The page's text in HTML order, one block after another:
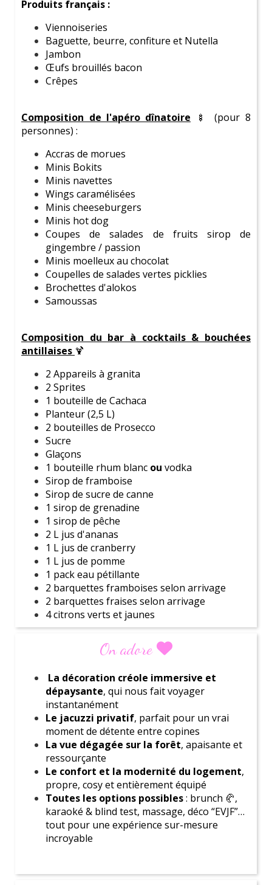
Balade en Tuktuk !
VOIR TOUTES NOS ACTIVITÉS
Bachelorette Party, ton partenaire pour
l'organisation d'unEVJF qu'elle adorera, sans stress
pour toi!
Forts de notre expertise acquise au fil des années,
nous connaissons parfaitement les rouages de
l'organisation d'un enterrement de vie de jeune fille
Notre équipe passionnée met tout en œuvre pour te
proposer des activités originales et adaptées à
Faite-nous confiance pour faire de cet événement un
moment magique et mémorable
mariée et toutes ses amies.
Actualités et conseils
Organiser un EVJF samedi 01 août 2026
EVJF Paris : Ateliers gourmands entre copines
Organiser un EVJF mercredi 15 juillet 2026
EVJF Paris : Ateliers créatifs et artisanaux
maquillage
Produits français :
Viennoiseries
Baguette, beurre, confiture et Nutella
Jambon
Œufs brouillés bacon
Crêpes
Composition de l'apéro dînatoire 🍢
(pour 8
personnes) :
Accras de morues
Minis Bokits
Minis navettes
Wings caramélisées
Minis cheeseburgers
Minis hot dog
Coupes de salades de fruits sirop de
gingembre / passion
Minis moelleux au chocolat
Coupelles de salades vertes picklies
Brochettes d'alokos
Samoussas
Composition du bar à cocktails & bouchées
antillaises 🍹
2 Appareils à granita
2 Sprites
1 bouteille de Cachaca
Planteur (2,5 L)
2 bouteilles de Prosecco
Sucre
Glaçons
1 bouteille rhum blanc ou vodka
Sirop de framboise
Sirop de sucre de canne
1 sirop de grenadine
1 sirop de pêche
2 L jus d'ananas
1 L jus de cranberry
1 L jus de pomme
1 pack eau pétillante
2 barquettes framboises selon arrivage
2 barquettes fraises selon arrivage
4 citrons verts et jaunes
Ananas découpé
Bouquet menthe en été
Cacahuètes
60 petits fours
Sucre blanc
Glaçons (3 kg)
Ustensiles et vaisselle adaptés
Carte de préparation des cocktails
On adore
La décoration créole immersive et
dépaysante, qui nous fait voyager
instantanément
Le jacuzzi privatif, parfait pour un vrai
moment de détente entre copines
La vue dégagée sur la forêt, apaisante et
ressourçante
Le confort et la modernité du logement,
propre, cosy et entièrement équipé
Toutes les options possibles: brunch 🥐,
karaoké & blind test, massage, déco “EVJF”…
tout pour une expérience sur-mesure
incroyable